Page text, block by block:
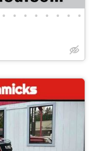
• • • • • • • •